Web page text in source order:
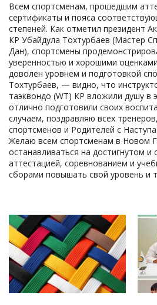
Всем спортсменам, прошедшим
сертификаты и пояса
степеней. Как отметил президент
КР Убайдула Тохтурбаев (Мастер
Дан), спортсмены
уверенностью и хорошими
доволен уровнем и подготовкой
Тохтурбаев, — видно, что
таэквондо (WT) КР вложили душу в
отлично подготовили своих
случаем, поздравляю всех
спортсменов и Родителей с
Желаю всем спортсменам в Новом
останавливаться на достигнутом и
аттестацией, соревнованием и
сборами повышать свой уровень и